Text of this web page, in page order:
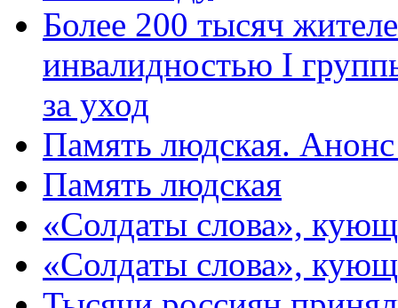
Более 200 тысяч
инвалидностью I
за уход
Память людская.
Память людская
«Солдаты слова»,
«Солдаты слова»,